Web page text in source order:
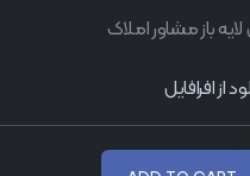
باز مشاور املاک
از افرافایل